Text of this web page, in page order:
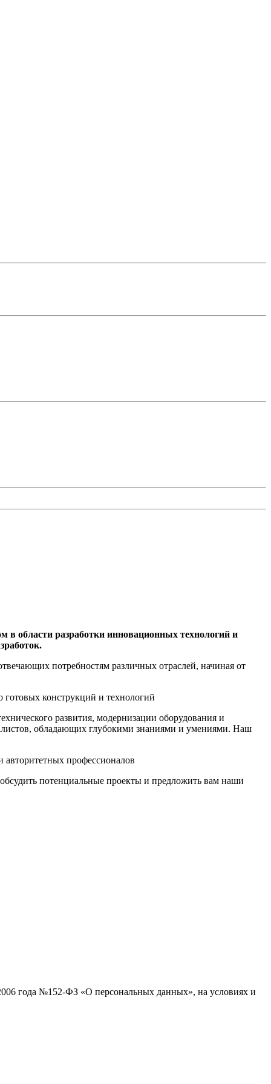
области разработки инновационных технологий и
потребностям различных отраслей, начиная от
развития, модернизации оборудования и
обладающих глубокими знаниями и умениями. Наш
потенциальные проекты и предложить вам наши
года №152-ФЗ «О персональных данных», на условиях и